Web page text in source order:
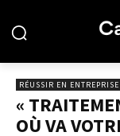
RÉUSSIR EN ENTREPRISE
«
OÙ VA